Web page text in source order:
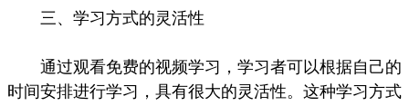
三、学习方式的灵活性
通过观看免费的视频学习，学习者可以根据自己的
时间安排进行学习，具有很大的灵活性。这种学习方式